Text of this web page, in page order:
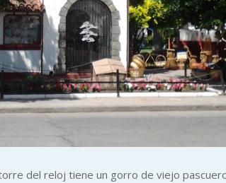
del reloj tiene un gorro de viejo